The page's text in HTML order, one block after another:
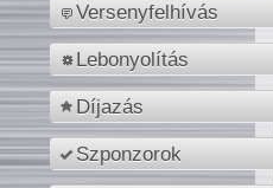
Versenyfelhívás
Lebonyolítás
Díjazás
Szponzorok